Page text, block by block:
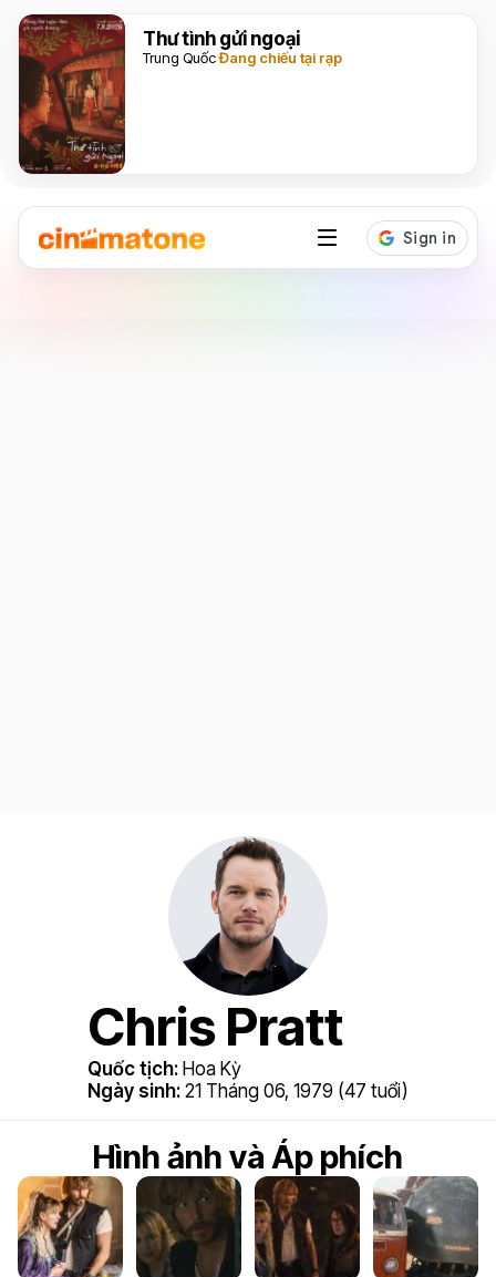
Thư tình gửi ngoại
Trung QuốcĐang chiếu tại rạp
Chris Pratt
Quốc tịch: Hoa Kỳ
Ngày sinh: 21 Tháng 06, 1979 (47 tuổi)
Hình ảnh và Áp phích